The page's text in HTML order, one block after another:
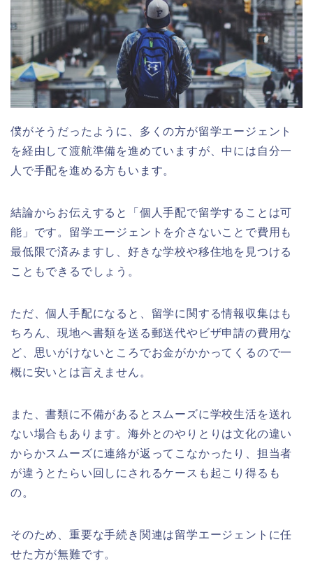
僕がそうだったように、多くの方が留学エージェント
を経由して渡航準備を進めていますが、中には自分一
人で手配を進める方もいます。
結論からお伝えすると「個人手配で留学することは可
能」です。留学エージェントを介さないことで費用も
最低限で済みますし、好きな学校や移住地を見つける
こともできるでしょう。
ただ、個人手配になると、留学に関する情報収集はも
ちろん、現地へ書類を送る郵送代やビザ申請の費用な
ど、思いがけないところでお金がかかってくるので一
概に安いとは言えません。
また、書類に不備があるとスムーズに学校生活を送れ
ない場合もあります。海外とのやりとりは文化の違い
からかスムーズに連絡が返ってこなかったり、担当者
が違うとたらい回しにされるケースも起こり得るも
の。
そのため、重要な手続き関連は留学エージェントに任
せた方が無難です。